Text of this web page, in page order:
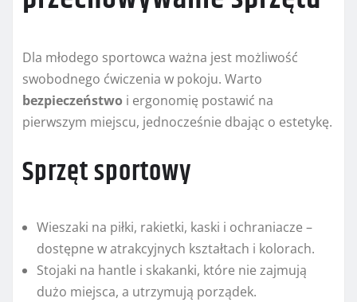
Dla młodego sportowca ważna jest możliwość
swobodnego ćwiczenia w pokoju. Warto
bezpieczeństwo i ergonomię postawić na
pierwszym miejscu, jednocześnie dbając o estetykę.
Sprzęt sportowy
Wieszaki na piłki, rakietki, kaski i ochraniacze –
dostępne w atrakcyjnych kształtach i kolorach.
Stojaki na hantle i skakanki, które nie zajmują
dużo miejsca, a utrzymują porządek.